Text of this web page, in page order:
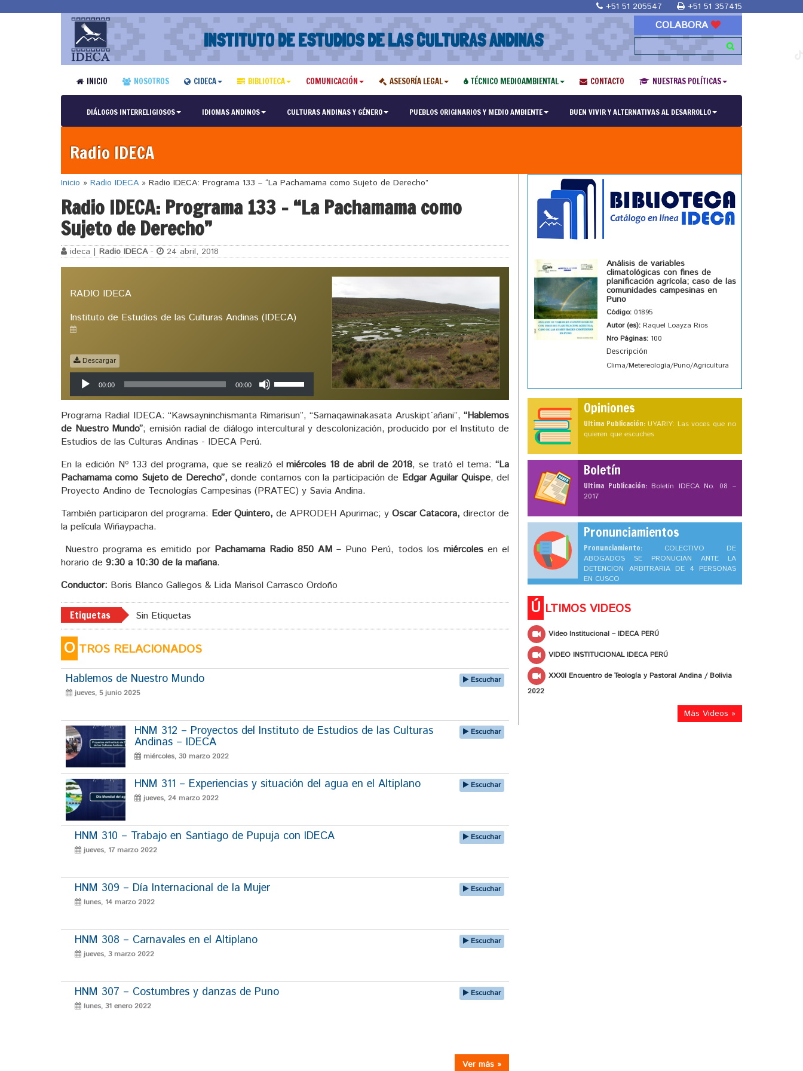
+51 51 205547 +51 51 357415
INSTITUTO DE ESTUDIOS DE LAS CULTURAS ANDINAS
COLABORA
INICIO NOSOTROS CIDECA BIBLIOTECA COMUNICACIÓN ASESORÍA LEGAL TÉCNICO MEDIOAMBIENTAL CONTACTO NUESTRAS POLÍTICAS
DIÁLOGOS INTERRELIGIOSOS IDIOMAS ANDINOS CULTURAS ANDINAS Y GÉNERO PUEBLOS ORIGINARIOS Y MEDIO AMBIENTE BUEN VIVIR Y ALTERNATIVAS AL DESARROLLO
Radio IDECA
Inicio » Radio IDECA » Radio IDECA: Programa 133 – “La Pachamama como Sujeto de Derecho”
Radio IDECA: Programa 133 – “La Pachamama como
Sujeto de Derecho”
ideca | Radio IDECA- 24 abril, 2018
RADIO IDECA
Instituto de Estudios de las Culturas Andinas (IDECA)
Descargar
de
audio
00:00 00:00
de
flecha
aumentar
o
disminuir
el
Programa Radial IDECA: “Kawsayninchismanta Rimarisun”, “Sarnaqawinakasata Aruskipt´añani”, “Hablemos
de Nuestro Mundo”; emisión radial de diálogo intercultural y descolonización, producido por el Instituto de
Estudios de las Culturas Andinas - IDECA Perú.
En la edición Nº 133 del programa, que se realizó elmiércoles 18 de abril de 2018, se trató el tema:“La
Pachamama como Sujeto de Derecho”,donde contamos con la participación de Edgar Aguilar Quispe, del
Proyecto Andino de Tecnologías Campesinas (PRATEC) y Savia Andina.
También participaron del programa: Eder Quintero, de APRODEH Apurimac; y Oscar Catacora, director de
la película Wiñaypacha.
Nuestro programa es emitido por Pachamama Radio 850 AM – Puno Perú, todos los miércolesen el
horario de 9:30 a 10:30 de la mañana.
Conductor: Boris Blanco Gallegos & Lida Marisol Carrasco Ordoño
Etiquetas Sin Etiquetas
O TROS RELACIONADOS
Hablemos de Nuestro Mundo
jueves, 5 junio 2025
Escuchar
HNM 312 – Proyectos del Instituto de Estudios de las Culturas
Andinas – IDECA
miércoles, 30 marzo 2022
Escuchar
HNM 311 – Experiencias y situación del agua en el Altiplano
jueves, 24 marzo 2022
Escuchar
HNM 310 – Trabajo en Santiago de Pupuja con IDECA
jueves, 17 marzo 2022
Escuchar
HNM 309 – Día Internacional de la Mujer
lunes, 14 marzo 2022
Escuchar
HNM 308 – Carnavales en el Altiplano
jueves, 3 marzo 2022
Escuchar
HNM 307 – Costumbres y danzas de Puno
lunes, 31 enero 2022
Escuchar
Ver más »
Análisis de variables
climatológicas con fines de
planificación agrícola; caso de las
comunidades campesinas en
Puno
Código: 01895
Autor (es): Raquel Loayza Rios
Nro Páginas: 100
Descripción
Clima/Metereología/Puno/Agricultura
Opiniones
Ultima Publicación: UYARIY: Las voces que no
quieren que escuches
Boletín
Ultima Publicación: Boletín IDECA No. 08 –
2017
Pronunciamientos
Pronunciamiento: COLECTIVO DE
ABOGADOS SE PRONUCIAN ANTE LA
DETENCION ARBITRARIA DE 4 PERSONAS
EN CUSCO
Ú LTIMOS VIDEOS
Video Institucional – IDECA PERÚ
VIDEO INSTITUCIONAL IDECA PERÚ
XXXII Encuentro de Teología y Pastoral Andina / Bolivia
2022
Más Videos »